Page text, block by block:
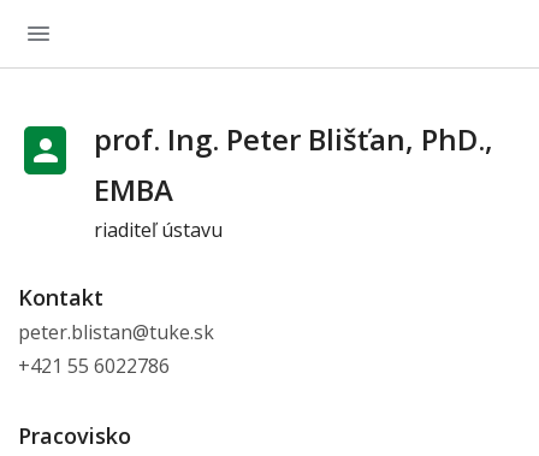
prof. Ing. Peter Blišťan, PhD.,
EMBA
riaditeľ ústavu
Kontakt
peter.blistan@tuke.sk
+421 55 6022786
Pracovisko